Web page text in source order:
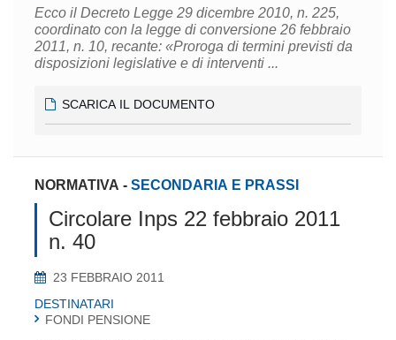
Ecco il Decreto Legge 29 dicembre 2010, n. 225,
coordinato con la legge di conversione 26 febbraio
2011, n. 10, recante: «Proroga di termini previsti da
disposizioni legislative e di interventi ...
SCARICA IL DOCUMENTO
NORMATIVA - SECONDARIA E PRASSI
Circolare Inps 22 febbraio 2011
n. 40
23 FEBBRAIO 2011
DESTINATARI
FONDI PENSIONE